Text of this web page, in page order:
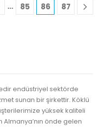
… 85 86 87
endüstriyel sektörde
sunan bir şirkettir. Köklü
yüksek kaliteli
önde gelen